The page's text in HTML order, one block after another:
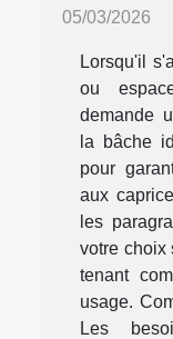
05/03/2026
Lorsqu'il
ou
demande
la bâche
pour
aux
les
votre choix
tenant
usage.
Les